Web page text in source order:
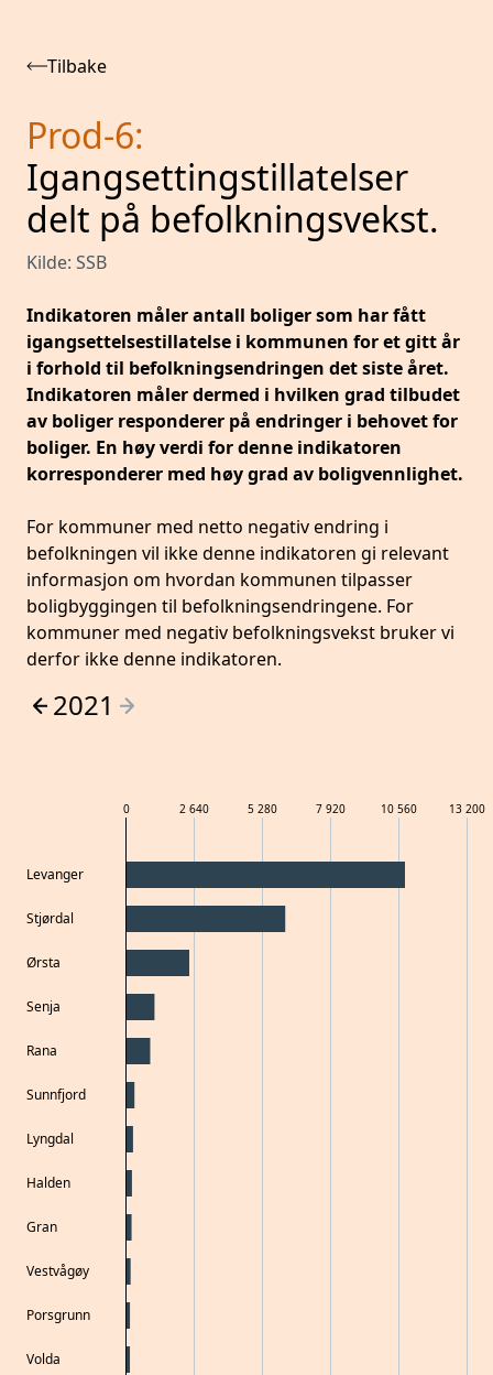
Tilbake
Prod-6:
Igangsettingstillatelser
delt på befolkningsvekst.
Kilde: SSB
Indikatoren måler antall boliger som har fått
igangsettelsestillatelse i kommunen for et gitt år
i forhold til befolkningsendringen det siste året.
Indikatoren måler dermed i hvilken grad tilbudet
av boliger responderer på endringer i behovet for
boliger. En høy verdi for denne indikatoren
korresponderer med høy grad av boligvennlighet.
For kommuner med netto negativ endring i
befolkningen vil ikke denne indikatoren gi relevant
informasjon om hvordan kommunen tilpasser
boligbyggingen til befolkningsendringene. For
kommuner med negativ befolkningsvekst bruker vi
derfor ikke denne indikatoren.
2021
Levanger
Stjørdal
Ørsta
Senja
Rana
Sunnfjord
Lyngdal
Halden
Gran
Vestvågøy
Porsgrunn
Volda
0 2 640 5 280 7 920 10 560 13 200